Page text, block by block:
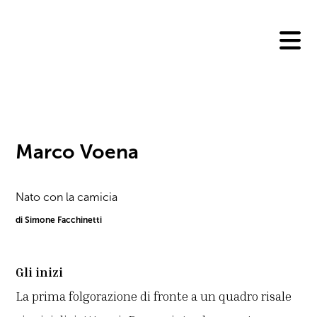
Marco Voena
Nato con la camicia
di Simone Facchinetti
Gli inizi
La prima folgorazione di fronte a un quadro risale